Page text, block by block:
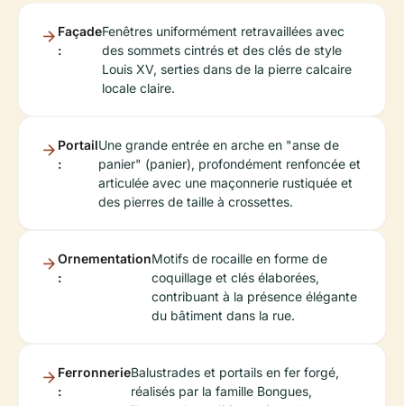
Façade
:
Fenêtres uniformément retravaillées avec
des sommets cintrés et des clés de style
Louis XV, serties dans de la pierre calcaire
locale claire.
Portail
:
Une grande entrée en arche en "anse de
panier" (panier), profondément renfoncée et
articulée avec une maçonnerie rustiquée et
des pierres de taille à crossettes.
Ornementation
:
Motifs de rocaille en forme de
coquillage et clés élaborées,
contribuant à la présence élégante
du bâtiment dans la rue.
Ferronnerie
:
Balustrades et portails en fer forgé,
réalisés par la famille Bongues,